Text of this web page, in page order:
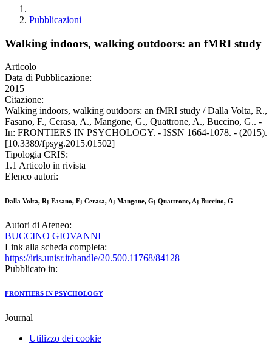
Pubblicazioni
Walking indoors, walking outdoors: an fMRI study
Articolo
Data di Pubblicazione:
2015
Citazione:
Walking indoors, walking outdoors: an fMRI study / Dalla Volta, R.,
Fasano, F., Cerasa, A., Mangone, G., Quattrone, A., Buccino, G.. -
In: FRONTIERS IN PSYCHOLOGY. - ISSN 1664-1078. - (2015).
[10.3389/fpsyg.2015.01502]
Tipologia CRIS:
1.1 Articolo in rivista
Elenco autori:
Dalla Volta, R; Fasano, F; Cerasa, A; Mangone, G; Quattrone, A; Buccino, G
Autori di Ateneo:
BUCCINO GIOVANNI
Link alla scheda completa:
https://iris.unisr.it/handle/20.500.11768/84128
Pubblicato in:
FRONTIERS IN PSYCHOLOGY
Journal
Utilizzo dei cookie